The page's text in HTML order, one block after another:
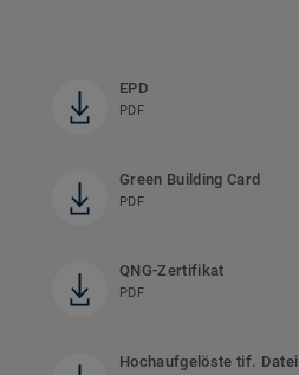
EPD
PDF
Green Building Card
PDF
QNG-Zertifikat
PDF
Hochaufgelöste tif. Datei